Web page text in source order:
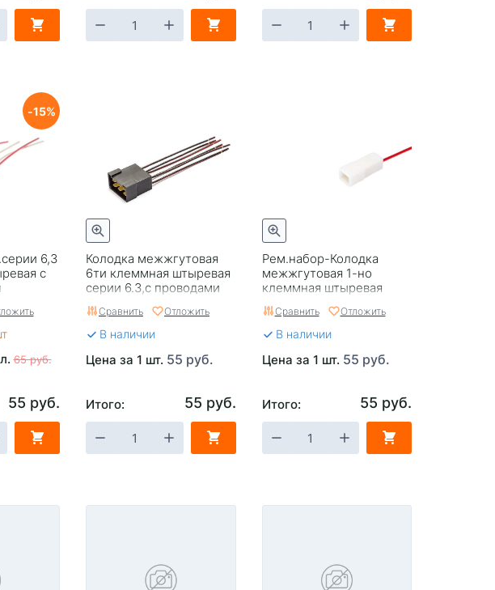
6,3
с
15
65 руб.
55 руб.
Колодка межжгутовая
6ти клеммная штыревая
серии 6.3,с проводами
Сравнить Отложить
В наличии
Цена за 1 шт. 55 руб.
Итого: 55 руб.
Рем.набор-Колодка
межжгутовая 1-но
клеммная штыревая
мм кв Cargen AX-371-02
Сравнить Отложить
В наличии
Цена за 1 шт. 55 руб.
Итого: 55 руб.